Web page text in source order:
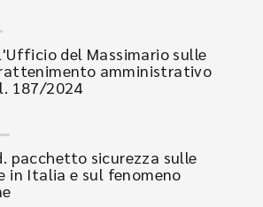
del Massimario sulle
amministrativo
187/2024
pacchetto sicurezza sulle
in Italia e sul fenomeno